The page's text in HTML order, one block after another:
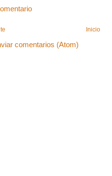
Inicio
comentarios (Atom)